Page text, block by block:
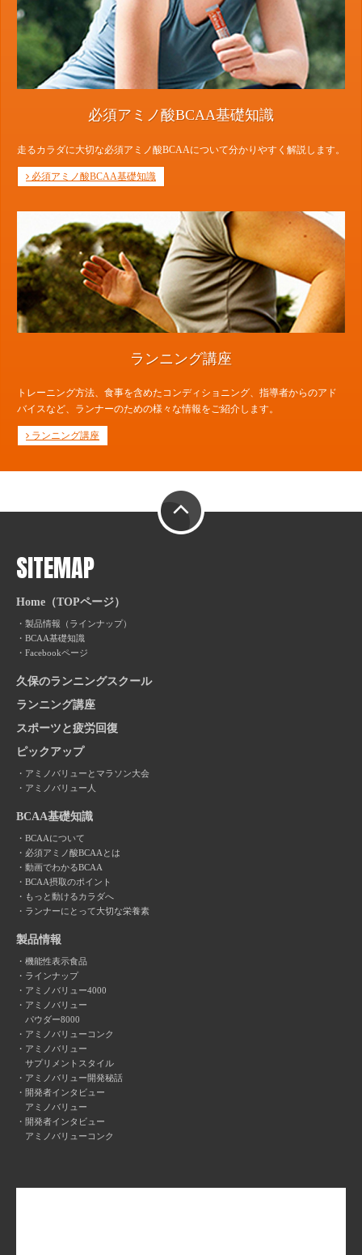
必須アミノ酸BCAA基礎知識
走るカラダに大切な必須アミノ酸BCAAについて分かりやすく解説します。
必須アミノ酸BCAA基礎知識
ランニング講座
トレーニング方法、食事を含めたコンディショニング、指導者からのアド
バイスなど、ランナーのための様々な情報をご紹介します。
ランニング講座
SITEMAP
Home（TOPページ）
製品情報（ラインナップ）
BCAA基礎知識
Facebookページ
久保のランニングスクール
ランニング講座
スポーツと疲労回復
ピックアップ
アミノバリューとマラソン大会
アミノバリュー人
BCAA基礎知識
BCAAについて
必須アミノ酸BCAAとは
動画でわかるBCAA
BCAA摂取のポイント
もっと動けるカラダへ
ランナーにとって大切な栄養素
製品情報
機能性表示食品
ラインナップ
アミノバリュー4000
アミノバリュー
パウダー8000
アミノバリューコンク
アミノバリュー
サプリメントスタイル
アミノバリュー開発秘話
開発者インタビュー
アミノバリュー
開発者インタビュー
アミノバリューコンク